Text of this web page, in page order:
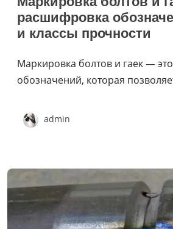
расшифровка
и классы прочности
Маркировка болтов и гаек —
обозначений, которая
admin